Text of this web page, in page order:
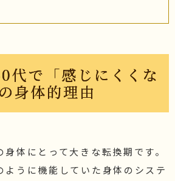
代で「感じにくくな
身体的理由
体にとって大きな転換期です。
ように機能していた身体のシステ